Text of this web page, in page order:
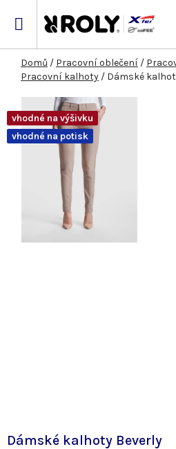
Domů / Pracovní oblečení /
Pracovní kalhoty / Dámské
Dámské kalhoty Beverly
vhodné na výšivku
vhodné na potisk